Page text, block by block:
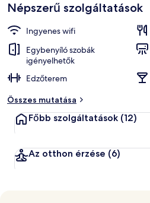
Népszerű szolgáltatások
Ingyenes wifi
Egybenyíló szobák
igényelhetők
Edzőterem
Összes mutatása
Főbb szolgáltatások (12)
Az otthon érzése (6)